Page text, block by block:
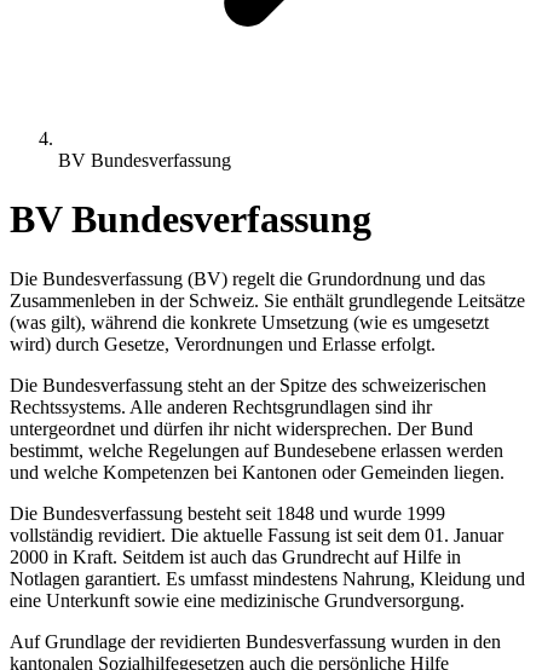
BV Bundesverfassung
BV Bundesverfassung
Die Bundesverfassung (BV) regelt die Grundordnung und das
Zusammenleben in der Schweiz. Sie enthält grundlegende Leitsätze
(was gilt), während die konkrete Umsetzung (wie es umgesetzt
wird) durch Gesetze, Verordnungen und Erlasse erfolgt.
Die Bundesverfassung steht an der Spitze des schweizerischen
Rechtssystems. Alle anderen Rechtsgrundlagen sind ihr
untergeordnet und dürfen ihr nicht widersprechen. Der Bund
bestimmt, welche Regelungen auf Bundesebene erlassen werden
und welche Kompetenzen bei Kantonen oder Gemeinden liegen.
Die Bundesverfassung besteht seit 1848 und wurde 1999
vollständig revidiert. Die aktuelle Fassung ist seit dem 01. Januar
2000 in Kraft. Seitdem ist auch das Grundrecht auf Hilfe in
Notlagen garantiert. Es umfasst mindestens Nahrung, Kleidung und
eine Unterkunft sowie eine medizinische Grundversorgung.
Auf Grundlage der revidierten Bundesverfassung wurden in den
kantonalen Sozialhilfegesetzen auch die persönliche Hilfe